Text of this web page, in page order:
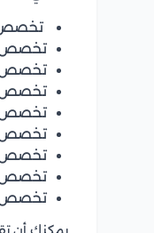
تخصص
تخصص
تخصص
تخصص
تخصص
تخصص
تخصص
تخصص
تخصص